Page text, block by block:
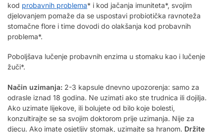
kod probavnih problema* i kod jačanja imuniteta*, svojim
djelovanjem pomaže da se uspostavi probiotička ravnoteža
stomačne flore i time dovodi do olakšanja kod probavnih
problema*.
Poboljšava lučenje probavnih enzima u stomaku kao i lučenje
žuči*.
Način uzimanja: 2-3 kapsule dnevno upozorenja: samo za
odrasle iznad 18 godina. Ne uzimati ako ste trudnica ili dojilja.
Ako uzimate lijekove, ili bolujete od bilo koje bolesti,
konzultirajte se sa svojim doktorom prije uzimanja. Nije za
djecu. Ako imate osjetljiv stomak, uzimajte sa hranom. Držite